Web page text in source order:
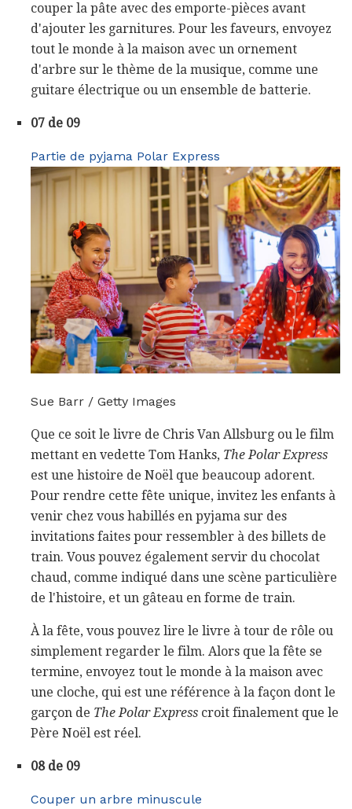
couper la pâte avec des emporte-pièces avant
d'ajouter les garnitures. Pour les faveurs, envoyez
tout le monde à la maison avec un ornement
d'arbre sur le thème de la musique, comme une
guitare électrique ou un ensemble de batterie.
07 de 09
Partie de pyjama Polar Express
Sue Barr / Getty Images
Que ce soit le livre de Chris Van Allsburg ou le film
mettant en vedette Tom Hanks, The Polar Express
est une histoire de Noël que beaucoup adorent.
Pour rendre cette fête unique, invitez les enfants à
venir chez vous habillés en pyjama sur des
invitations faites pour ressembler à des billets de
train. Vous pouvez également servir du chocolat
chaud, comme indiqué dans une scène particulière
de l'histoire, et un gâteau en forme de train.
À la fête, vous pouvez lire le livre à tour de rôle ou
simplement regarder le film. Alors que la fête se
termine, envoyez tout le monde à la maison avec
une cloche, qui est une référence à la façon dont le
garçon de The Polar Express croit finalement que le
Père Noël est réel.
08 de 09
Couper un arbre minuscule